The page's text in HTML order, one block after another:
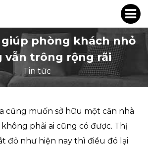
phòng khách nhỏ
vẫn trông rộng rãi
Tin tức
cũng muốn sở hữu một căn nhà
phải ai cũng có được. Thị
đỏ như hiện nay thì điều đó lại